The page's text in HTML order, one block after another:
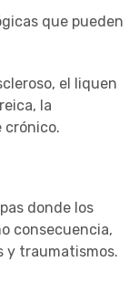
que pueden
el liquen
la
crónico.
donde los
consecuencia,
y traumatismos.